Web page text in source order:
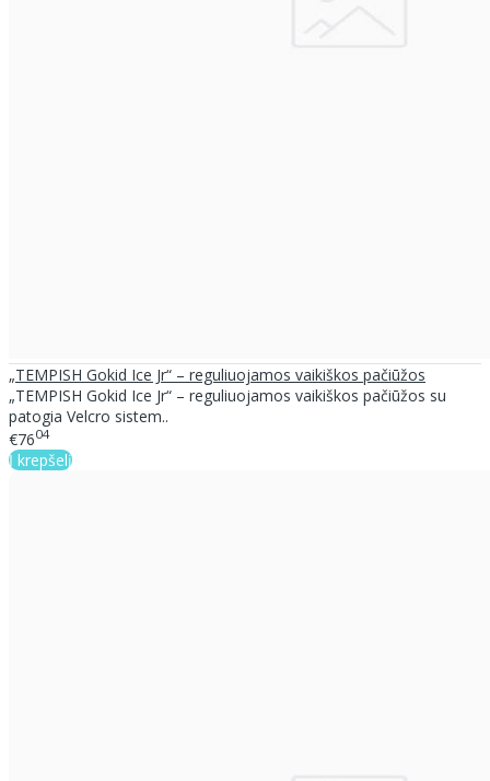
„TEMPISH Gokid Ice Jr“ – reguliuojamos vaikiškos pačiūžos
„TEMPISH Gokid Ice Jr“ – reguliuojamos vaikiškos pačiūžos su
patogia Velcro sistem..
€7604
Į krepšelį